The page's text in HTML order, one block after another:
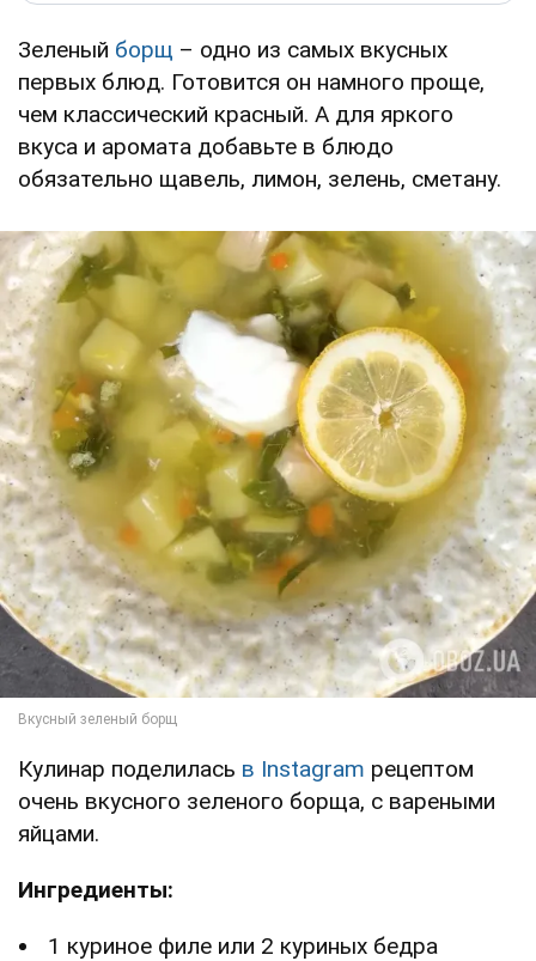
Зеленый борщ – одно из самых вкусных
первых блюд. Готовится он намного проще,
чем классический красный. А для яркого
вкуса и аромата добавьте в блюдо
обязательно щавель, лимон, зелень, сметану.
Кулинар поделилась в Instagram рецептом
очень вкусного зеленого борща, с вареными
яйцами.
Ингредиенты:
1 куриное филе или 2 куриных бедра